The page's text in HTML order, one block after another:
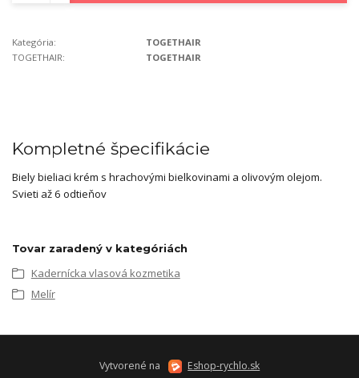
Kategória:
TOGETHAIR
TOGETHAIR:
TOGETHAIR
Kompletné špecifikácie
Biely bieliaci krém s hrachovými bielkovinami a olivovým olejom.
Svieti až 6 odtieňov
Tovar zaradený v kategóriách
Kadernícka vlasová kozmetika
Melír
Vytvorené na Eshop-rychlo.sk